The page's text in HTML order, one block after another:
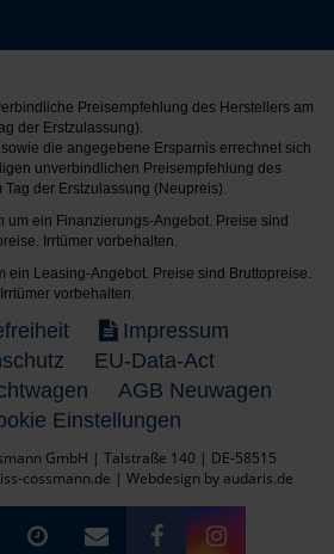
Preisempfehlung des Herstellers am
der Erstzulassung).
die angegebene Ersparnis errechnet sich
unverbindlichen Preisempfehlung des
Tag der Erstzulassung (Neupreis).
um ein Finanzierungs-Angebot. Preise sind
Irrtümer vorbehalten.
ein Leasing-Angebot. Preise sind Bruttopreise.
Irrtümer vorbehalten.
Impressum
EU-Data-Act
AGB Neuwagen
Einstellungen
GmbH | Talstraße 140 | DE-58515
cossmann.de | Webdesign by audaris.de